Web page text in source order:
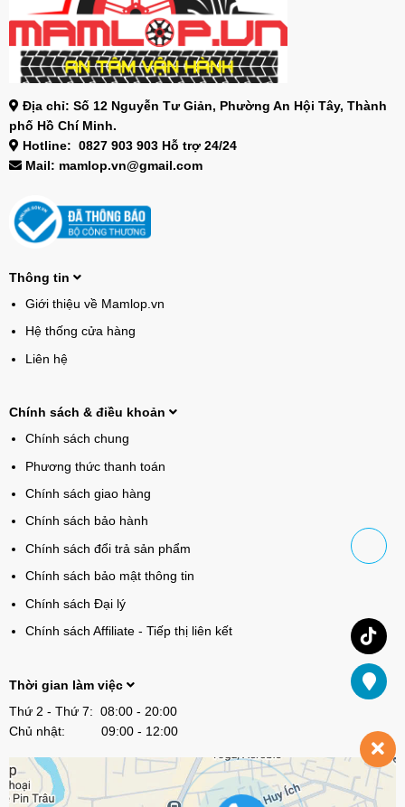
Địa chỉ: Số 12 Nguyễn Tư Giản, Phường An Hội Tây, Thành
phố Hồ Chí Minh.
Hotline: 0827 903 903 Hỗ trợ 24/24
Mail: mamlop.vn@gmail.com
Thông tin
Giới thiệu về Mamlop.vn
Hệ thống cửa hàng
Liên hệ
Chính sách & điều khoản
Chính sách chung
Phương thức thanh toán
Chính sách giao hàng
Chính sách bảo hành
Chính sách đổi trả sản phẩm
Chính sách bảo mật thông tin
Chính sách Đại lý
Chính sách Affiliate - Tiếp thị liên kết
Thời gian làm việc
Thứ 2 - Thứ 7: 08:00 - 20:00
Chủ nhật: 09:00 - 12:00